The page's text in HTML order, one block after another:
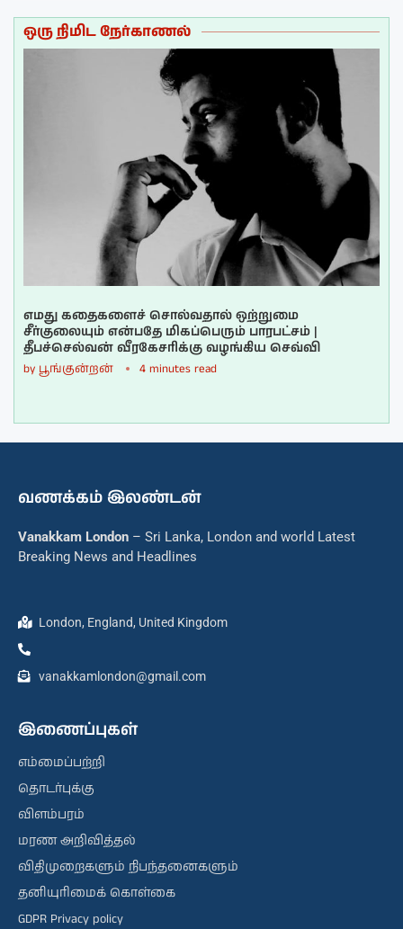
ஒரு நிமிட நேர்காணல்
எமது கதைகளைச் சொல்வதால் ஒற்றுமை
சீர்குலையும் என்பதே மிகப்பெரும் பாரபட்சம் |
தீபச்செல்வன் வீரகேசரிக்கு வழங்கிய செவ்வி
by பூங்குன்றன் 4 minutes read
வணக்கம் இலண்டன்
Vanakkam London – Sri Lanka, London and world Latest
Breaking News and Headlines
London, England, United Kingdom
vanakkamlondon@gmail.com
இணைப்புகள்
எம்மைப்பற்றி
தொடர்புக்கு
விளம்பரம்
மரண அறிவித்தல்
விதிமுறைகளும் நிபந்தனைகளும்
தனியுரிமைக் கொள்கை
GDPR Privacy policy